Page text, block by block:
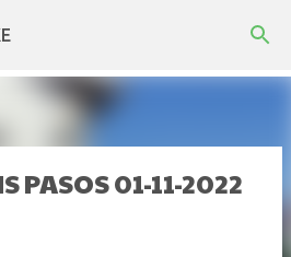
principal
PASOS 01-11-2022